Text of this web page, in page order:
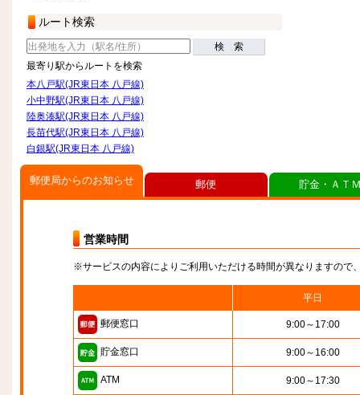
ルート検索
検 索
最寄り駅からルートを検索
本八戸駅(JR東日本 八戸線)
小中野駅(JR東日本 八戸線)
陸奥湊駅(JR東日本 八戸線)
長苗代駅(JR東日本 八戸線)
白銀駅(JR東日本 八戸線)
郵便局からのお知らせ
営業時間
※サービスの内容によりご利用いただける時間が異なりますので
平日
郵便窓口 9:00～17:00
貯金窓口 9:00～16:00
ATM 9:00～17:30
郵便 貯金・ＡＴ